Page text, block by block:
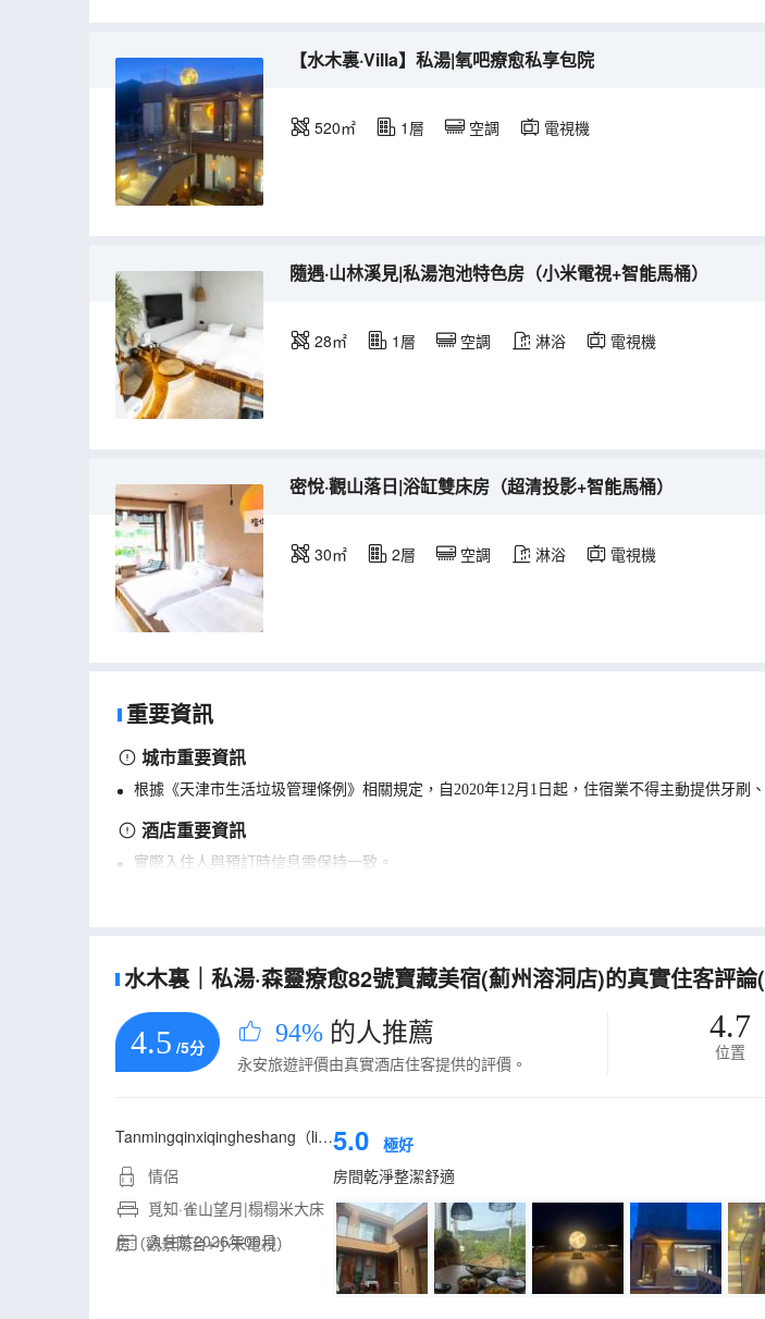
【水木裏·Villa】私湯|氧吧療愈私享包院
520㎡ 1層 空調 電視機
隨遇·山林溪見|私湯泡池特色房（小米電視+智能馬桶）
28㎡ 1層 空調 淋浴 電視機
密悅·觀山落日|浴缸雙床房（超清投影+智能馬桶）
30㎡ 2層 空調 淋浴 電視機
重要資訊
城市重要資訊
根據《天津市生活垃圾管理條例》相關規定，自2020年12月1日起，住宿業不得主動提供牙刷
酒店重要資訊
實際入住人與預訂時信息需保持一致。
水木裏｜私湯·森靈療愈82號寶藏美宿(薊州溶洞店)的真實住客評論
4.5 /5分 94% 的人推薦
永安旅遊評價由真實酒店住客提供的評價。
4.7
位置
Tanmingqinxiqingheshang（lixinying、langtuteng）
情侶
覓知·雀山望月|榻榻米大床
房（觀景陽台+小米電視）
入住於2026年06月
5.0 極好
房間乾淨整潔舒適